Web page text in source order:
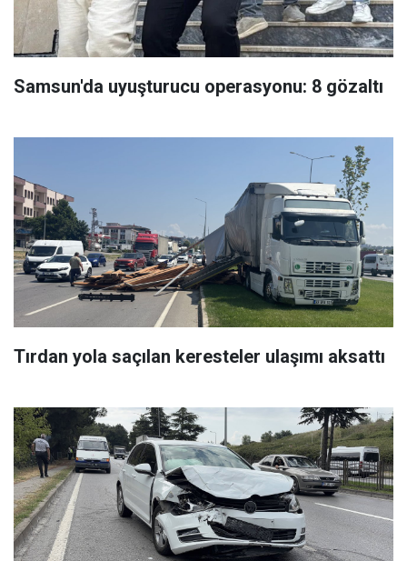
Samsun'da uyuşturucu operasyonu: 8 gözaltı
Tırdan yola saçılan keresteler ulaşımı aksattı